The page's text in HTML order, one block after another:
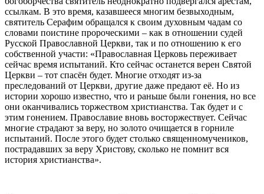
ссылкам. В это время, казавшееся многим безвыходным,
святитель Серафим обращался к своим духовным чадам со
словами поистине пророческими – как в отношении судей
Русской Православной Церкви, так и по отношению к его
собственной участи: «Православная Церковь переживает
сейчас время испытаний. Кто сейчас останется верен Святой
Церкви – тот спасён будет. Многие отходят из-за
преследований от Церкви, другие даже предают её. Но из
истории хорошо известно, что и раньше были гонения, но все
они оканчивались торжеством христианства. Так будет и с
этим гонением. Православие вновь восторжествует. Сейчас
многие страдают за веру, но золото очищается в горниле
испытаний. После этого будет столько священномучеников,
пострадавших за веру Христову, сколько не помнит вся
история христианства».